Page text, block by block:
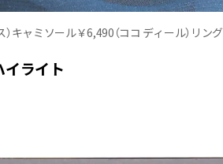
キャミソール￥6,490（ココ ディール）リン
イライト